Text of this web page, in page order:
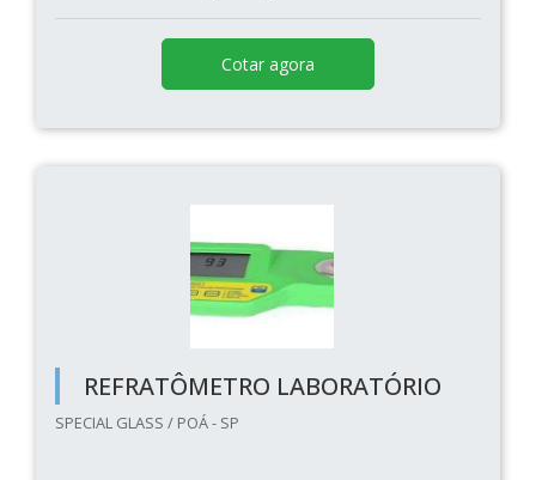
Cotar agora
REFRATÔMETRO LABORATÓRIO
SPECIAL GLASS / POÁ - SP